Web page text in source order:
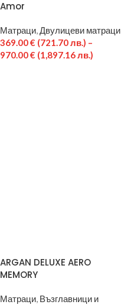
Amor
Матраци,Двулицеви матраци
369.00€ (721.70 лв.) –
970.00€ (1,897.16 лв.)
ARGAN DELUXE AERO
MEMORY
Матраци, Възглавници и